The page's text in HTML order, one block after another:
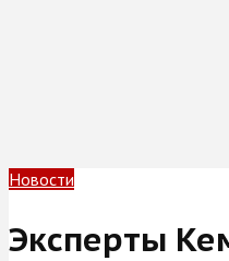
Новости
Эксперты